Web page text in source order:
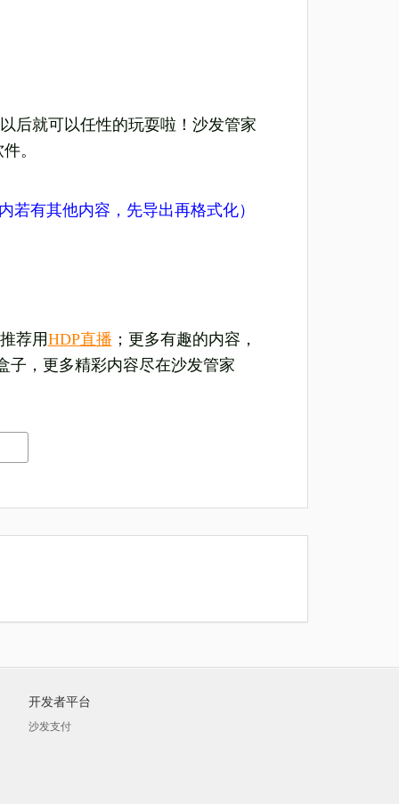
后就可以任性的玩耍啦！沙发管家
。
若有其他内容，先导出再格式化）
荐用HDP直播 ；更多有趣的内容，
子，更多精彩内容尽在沙发管家
开发者平台
沙发支付